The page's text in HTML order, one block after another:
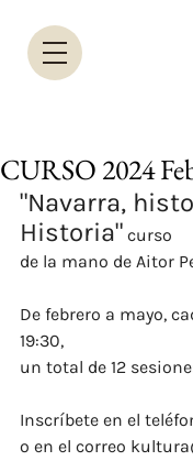
CURSO 2024
"Navarra,
Historia" curso
de la mano de Aitor
De febrero a mayo,
19:30,
un total de 12
Inscríbete en el
o en el correo